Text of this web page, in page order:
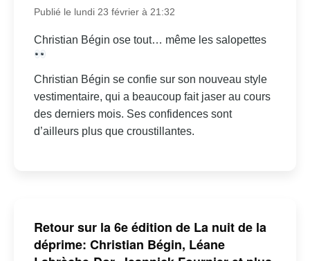
Publié le lundi 23 février à 21:32
Christian Bégin ose tout… même les salopettes
Christian Bégin se confie sur son nouveau style
vestimentaire, qui a beaucoup fait jaser au cours
des derniers mois. Ses confidences sont
d’ailleurs plus que croustillantes.
Retour sur la 6e édition de La nuit de la
déprime: Christian Bégin, Léane